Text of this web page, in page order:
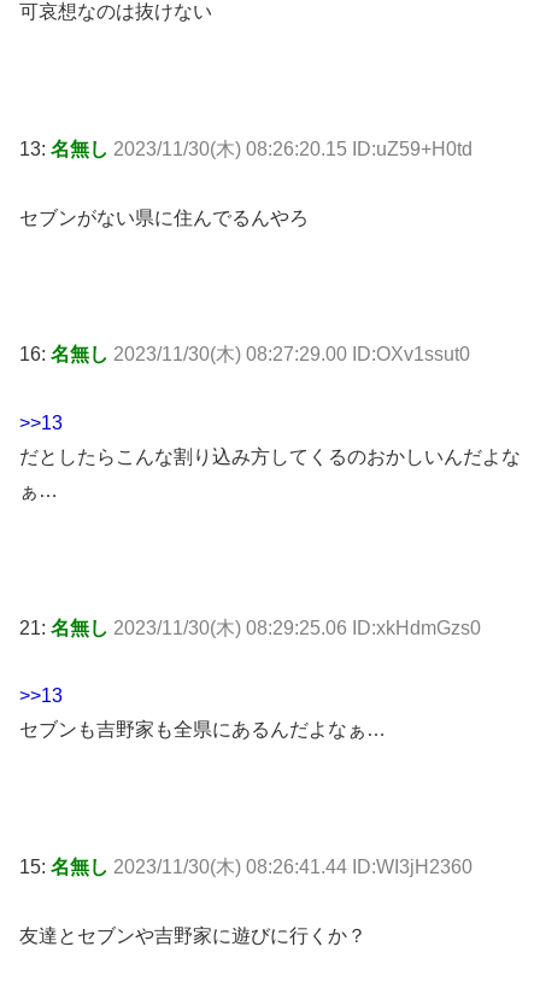
可哀想なのは抜けない
13: 名無し 2023/11/30(木) 08:26:20.15 ID:uZ59+H0td
セブンがない県に住んでるんやろ
16: 名無し 2023/11/30(木) 08:27:29.00 ID:OXv1ssut0
>>13
だとしたらこんな割り込み方してくるのおかしいんだよな
ぁ…
21: 名無し 2023/11/30(木) 08:29:25.06 ID:xkHdmGzs0
>>13
セブンも吉野家も全県にあるんだよなぁ…
15: 名無し 2023/11/30(木) 08:26:41.44 ID:WI3jH2360
友達とセブンや吉野家に遊びに行くか？